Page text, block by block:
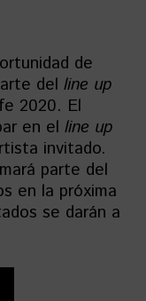
de
del line up
2020. El
en el line up
invitado.
parte del
en la próxima
se darán a